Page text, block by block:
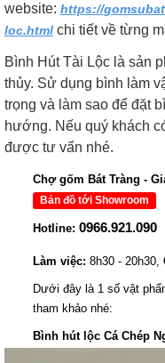
website: https://
loc.html chi tiết về từng
Bình Hút Tài Lộc là sản
thủy. Sử dụng bình làm
trọng và làm sao để đặt
hướng. Nếu quý khách
được tư vấn nhé.
Chợ gốm Bát Tràng -
Bản đồ tới Showroom
Hotline: 0966.921.090
Làm việc: 8h30 - 20h30,
Dưới đây là 1 số vật
tham khảo nhé:
Bình hút lộc Cá Chép